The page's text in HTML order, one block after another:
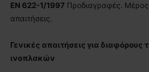
EN 622-1/1997 Προδιαγραφές. Μέρος
απαιτήσεις.
Γενικές απαιτήσεις για διαφόρους
ινοπλακών